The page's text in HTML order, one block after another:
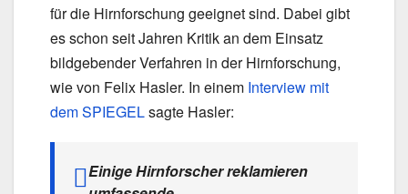
für die Hirnforschung geeignet sind. Dabei gibt
es schon seit Jahren Kritik an dem Einsatz
bildgebender Verfahren in der Hirnforschung,
wie von Felix Hasler. In einem Interview mit
dem SPIEGELsagte Hasler:
Einige Hirnforscher reklamieren